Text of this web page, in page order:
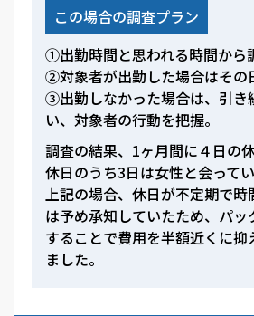
この場合の調査プラン
①出勤時間と思われる時間から
②対象者が出勤した場合はその
③出勤しなかった場合は、引き
い、対象者の行動を把握。
調査の結果、1ヶ月間に４日の
休日のうち3日は女性と会って
上記の場合、休日が不定期で時
は予め承知していたため、パッ
することで費用を半額近くに抑
ました。